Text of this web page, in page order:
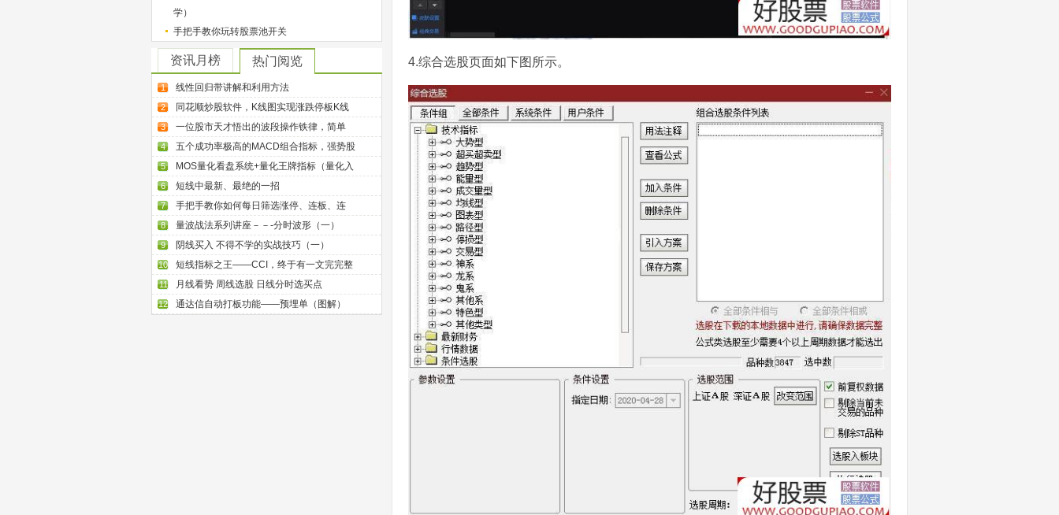
学）
手把手教你玩转股票池开关
资讯月榜 热门阅览
1 线性回归带讲解和利用方法
2 同花顺炒股软件，K线图实现涨跌停板K线
3 一位股市天才悟出的波段操作铁律，简单
4 五个成功率极高的MACD组合指标，强势股
5 MOS量化看盘系统+量化王牌指标（量化入
6 短线中最新、最绝的一招
7 手把手教你如何每日筛选涨停、连板、连
8 量波战法系列讲座－－-分时波形（一）
9 阴线买入 不得不学的实战技巧（一）
10 短线指标之王——CCI，终于有一文完完整
11 月线看势 周线选股 日线分时选买点
12 通达信自动打板功能——预埋单（图解）
4.综合选股页面如下图所示。